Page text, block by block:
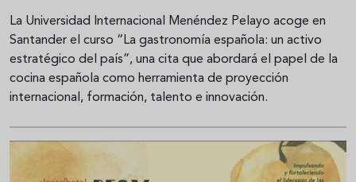
La Universidad Internacional Menéndez Pelayo acoge en
Santander el curso “La gastronomía española: un activo
estratégico del país”, una cita que abordará el papel de la
cocina española como herramienta de proyección
internacional, formación, talento e innovación.